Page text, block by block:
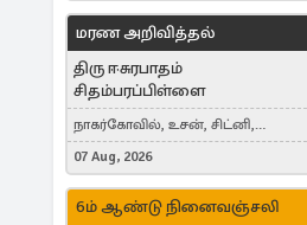
மரண அறிவித்தல்
திரு ஈசுரபாதம்
சிதம்பரப்பிள்ளை
நாகர்கோவில், உசன், சிட்னி,
Australia
07 Aug, 2026
6ம் ஆண்டு நினைவஞ்சலி